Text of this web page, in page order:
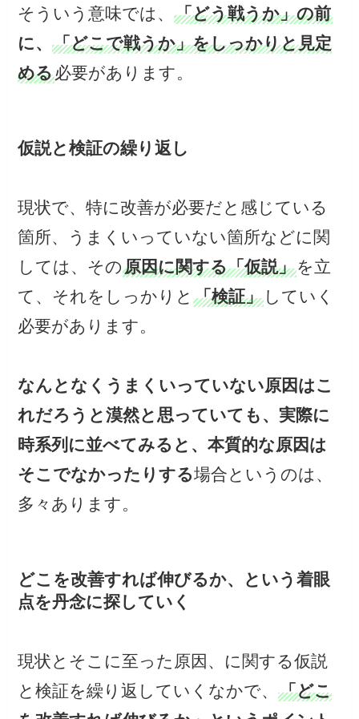
そういう意味では、「どう戦うか」の前
に、「どこで戦うか」をしっかりと見定
める必要があります。
仮説と検証の繰り返し
現状で、特に改善が必要だと感じている
箇所、うまくいっていない箇所などに関
しては、その原因に関する「仮説」を立
て、それをしっかりと「検証」 していく
必要があります。
なんとなくうまくいっていない原因はこ
れだろうと漠然と思っていても、実際に
時系列に並べてみると、本質的な原因は
そこでなかったりする場合というのは、
多々あります。
どこを改善すれば伸びるか、という着眼
点を丹念に探していく
現状とそこに至った原因、に関する仮説
と検証を繰り返していくなかで、「どこ